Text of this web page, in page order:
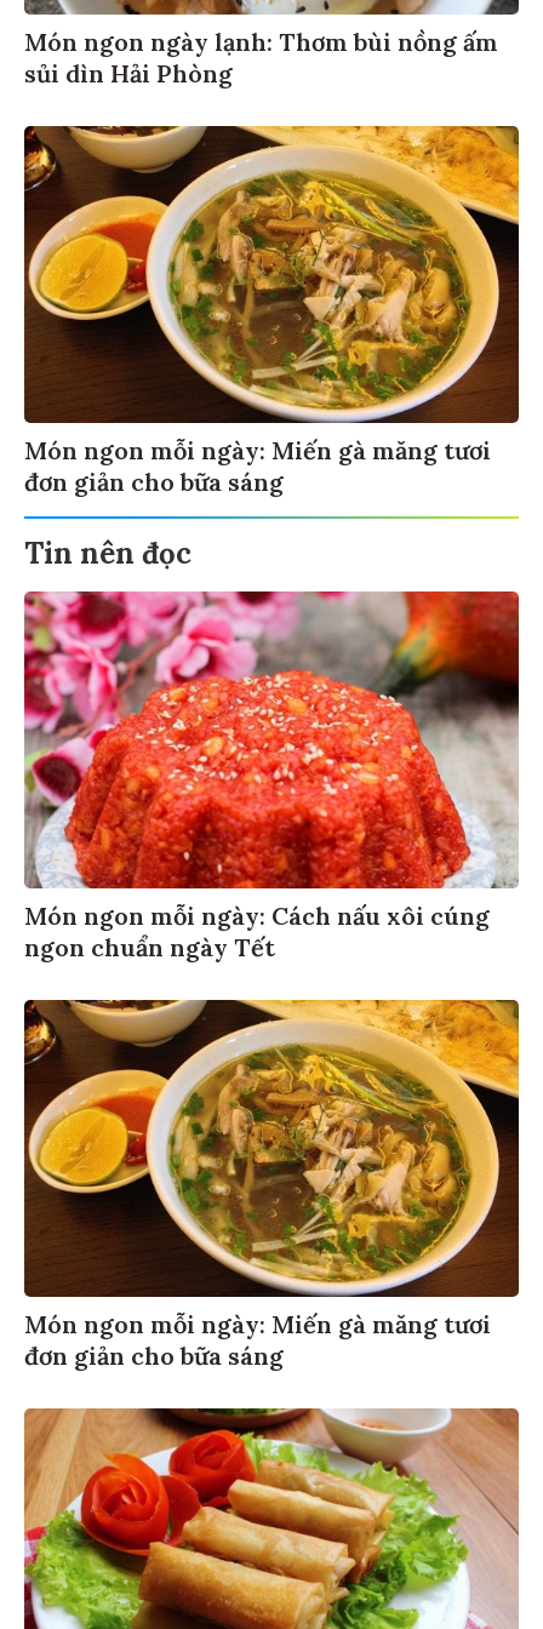
Món ngon ngày lạnh: Thơm bùi nồng ấm
sủi dìn Hải Phòng
Món ngon mỗi ngày: Miến gà măng tươi
đơn giản cho bữa sáng
Tin nên đọc
Món ngon mỗi ngày: Cách nấu xôi cúng
ngon chuẩn ngày Tết
Món ngon mỗi ngày: Miến gà măng tươi
đơn giản cho bữa sáng